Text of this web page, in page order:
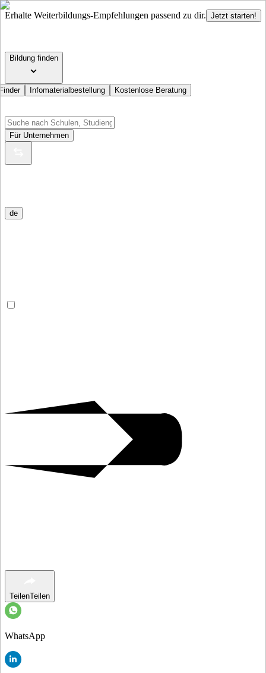
Erhalte Weiterbildungs-Empfehlungen passend zu dir. Jetzt starten!
Bildung finden
Infomaterialbestellung Kostenlose Beratung
Für Unternehmen
de
TeilenTeilen
WhatsApp